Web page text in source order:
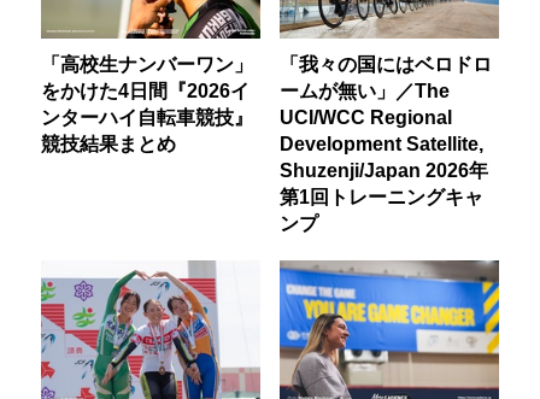
「高校生ナンバーワン」
をかけた4日間『2026イ
ンターハイ自転車競技』
競技結果まとめ
「我々の国にはベロドロ
ームが無い」／The
UCI/WCC Regional
Development Satellite,
Shuzenji/Japan 2026年
第1回トレーニングキャ
ンプ